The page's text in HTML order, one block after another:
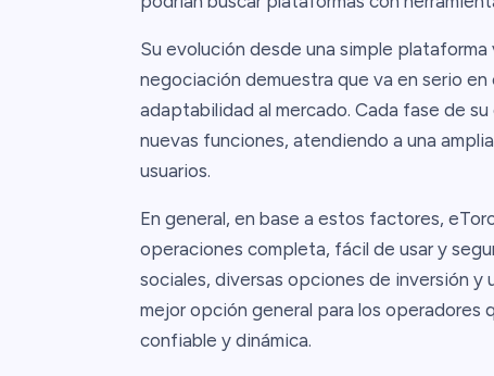
Su evolución desde una simple
negociación demuestra que va en serio
adaptabilidad al mercado. Cada fase de
nuevas funciones, atendiendo a una
usuarios.
En general, en base a estos factores,
operaciones completa, fácil de usar y
sociales, diversas opciones de inversión y
mejor opción general para los operadores
confiable y dinámica.